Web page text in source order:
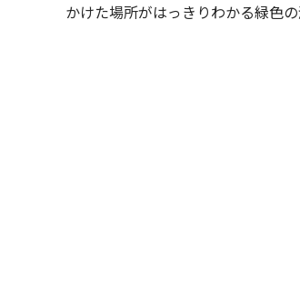
かけた場所がはっきりわかる緑色の